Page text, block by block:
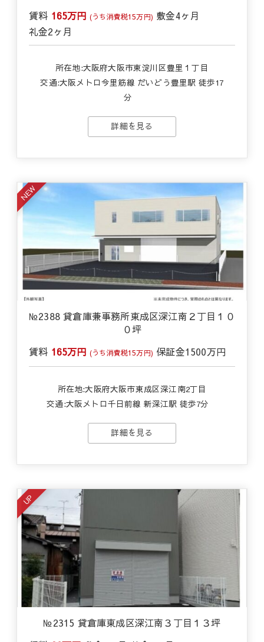
賃料 165万円 (うち消費税15万円) 敷金4ヶ月
礼金2ヶ月
所在地:大阪府大阪市東淀川区豊里１丁目
交通:大阪メトロ今里筋線 だいどう豊里駅 徒歩17
分
詳細を見る
NEW
№2388 貸倉庫兼事務所東成区深江南２丁目１０
０坪
賃料 165万円 (うち消費税15万円) 保証金1500万円
所在地:大阪府大阪市東成区深江南2丁目
交通:大阪メトロ千日前線 新深江駅 徒歩7分
詳細を見る
UP
№2315 貸倉庫東成区深江南３丁目１３坪